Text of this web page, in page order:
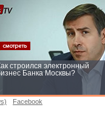
строился электронный
Банка Москвы?
Facebook